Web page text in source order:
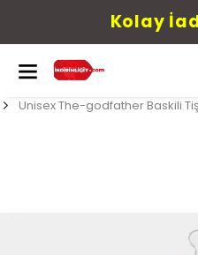
Kolay
Unisex The-godfather Baskili